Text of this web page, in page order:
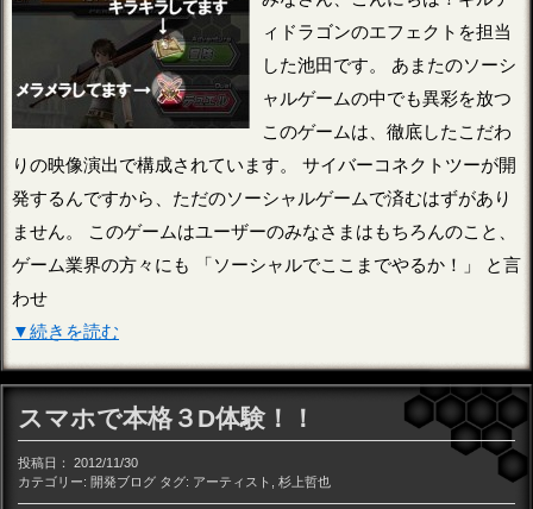
ィドラゴンのエフェクトを担当
した池田です。 あまたのソーシ
ャルゲームの中でも異彩を放つ
このゲームは、徹底したこだわ
りの映像演出で構成されています。 サイバーコネクトツーが開
発するんですから、ただのソーシャルゲームで済むはずがあり
ません。 このゲームはユーザーのみなさまはもちろんのこと、
ゲーム業界の方々にも 「ソーシャルでここまでやるか！」 と言
わせ
▼続きを読む
スマホで本格３D体験！！
投稿日：
2012/11/30
カテゴリー: 開発ブログ タグ: アーティスト 杉上哲也